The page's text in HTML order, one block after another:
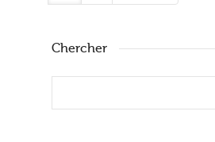
Chercher